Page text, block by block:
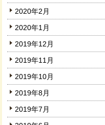
2020年2月
2020年1月
2019年12月
2019年11月
2019年10月
2019年8月
2019年7月